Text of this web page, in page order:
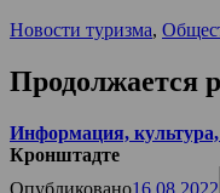
Новости туризма,
Продолжается
Информация,
Кронштадте
Опубликовано16.08.2022